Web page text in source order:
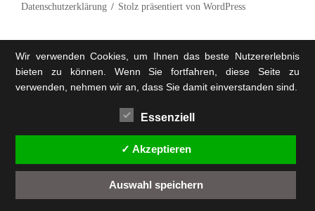
Datenschutzerklärung Stolz präsentiert von WordPress
Wir verwenden Cookies, um Ihnen das beste Nutzererlebnis
bieten zu können. Wenn Sie fortfahren, diese Seite zu
verwenden, nehmen wir an, dass Sie damit einverstanden sind.
Essenziell
✓ Akzeptieren
Auswahl speichern